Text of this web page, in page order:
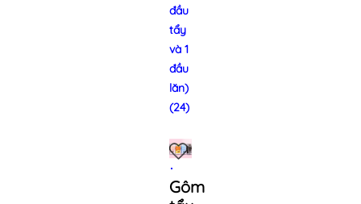
đầu
tẩy
và 1
đầu
lăn)
(24)
Gôm